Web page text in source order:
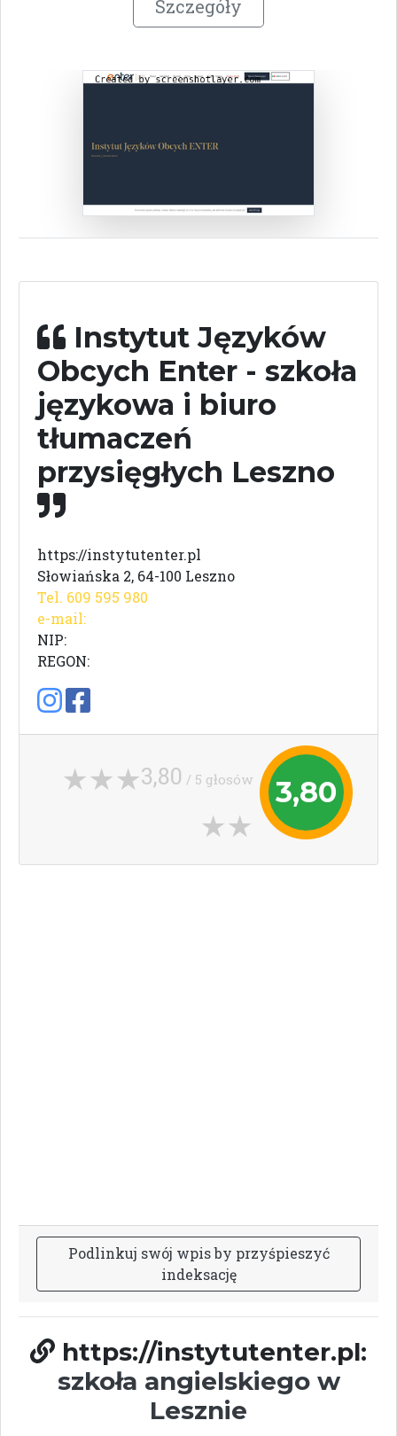
Szczegóły
Instytut Języków
Obcych Enter - szkoła
językowa i biuro
tłumaczeń
przysięgłych Leszno
https://instytutenter.pl
Słowiańska 2, 64-100 Leszno
Tel. 609 595 980
e-mail:
NIP:
REGON:
3,80
3,80 / 5 głosów
Podlinkuj swój wpisby przyśpieszyć
indeksację
https://instytutenter.pl:
szkoła angielskiego w
Lesznie